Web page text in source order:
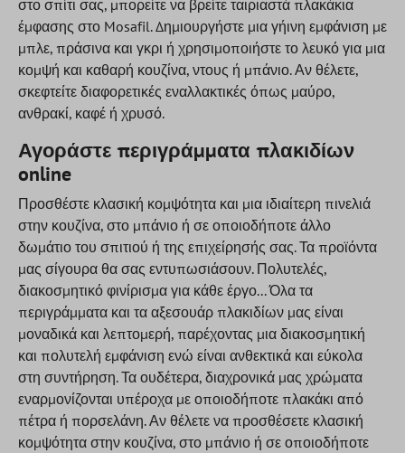
στο σπίτι σας, μπορείτε να βρείτε ταιριαστά πλακάκια
έμφασης στο Mosafil. Δημιουργήστε μια γήινη εμφάνιση με
μπλε, πράσινα και γκρι ή χρησιμοποιήστε το λευκό για μια
κομψή και καθαρή κουζίνα, ντους ή μπάνιο. Αν θέλετε,
σκεφτείτε διαφορετικές εναλλακτικές όπως μαύρο,
ανθρακί, καφέ ή χρυσό.
Αγοράστε περιγράμματα πλακιδίων
online
Προσθέστε κλασική κομψότητα και μια ιδιαίτερη πινελιά
στην κουζίνα, στο μπάνιο ή σε οποιοδήποτε άλλο
δωμάτιο του σπιτιού ή της επιχείρησής σας. Τα προϊόντα
μας σίγουρα θα σας εντυπωσιάσουν. Πολυτελές,
διακοσμητικό φινίρισμα για κάθε έργο... Όλα τα
περιγράμματα και τα αξεσουάρ πλακιδίων μας είναι
μοναδικά και λεπτομερή, παρέχοντας μια διακοσμητική
και πολυτελή εμφάνιση ενώ είναι ανθεκτικά και εύκολα
στη συντήρηση. Τα ουδέτερα, διαχρονικά μας χρώματα
εναρμονίζονται υπέροχα με οποιοδήποτε πλακάκι από
πέτρα ή πορσελάνη. Αν θέλετε να προσθέσετε κλασική
κομψότητα στην κουζίνα, στο μπάνιο ή σε οποιοδήποτε